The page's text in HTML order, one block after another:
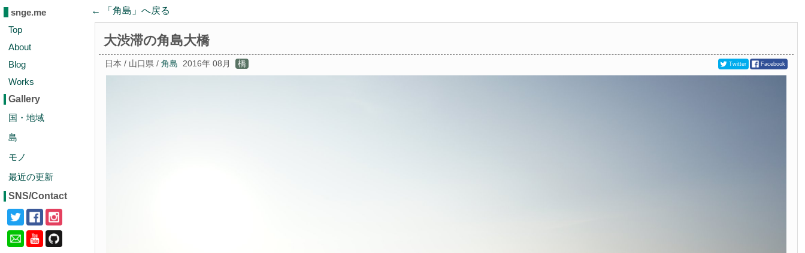
snge.me
Top
About
Blog
Works
Gallery
国・地域
島
モノ
最近の更新
SNS/Contact
← 「 角島 」へ戻る
大渋滞の角島大橋
日本 / 山口県 / 角島 2016年 08月 橋 Twitter Facebook